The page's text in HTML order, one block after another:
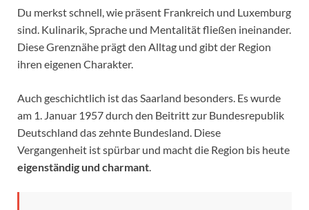
Du merkst schnell, wie präsent Frankreich und Luxemburg
sind. Kulinarik, Sprache und Mentalität fließen ineinander.
Diese Grenznähe prägt den Alltag und gibt der Region
ihren eigenen Charakter.
Auch geschichtlich ist das Saarland besonders. Es wurde
am 1. Januar 1957 durch den Beitritt zur Bundesrepublik
Deutschland das zehnte Bundesland. Diese
Vergangenheit ist spürbar und macht die Region bis heute
eigenständig und charmant.